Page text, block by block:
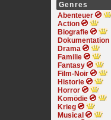
Genres
Abenteuer
Action
Biografie
Dokumentation
Drama
Familie
Fantasy
Film-Noir
Historie
Horror
Komödie
Krieg
Musical